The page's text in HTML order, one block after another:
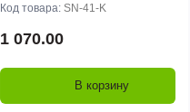
Код товара: SN-41-K
1 070.00
В корзину